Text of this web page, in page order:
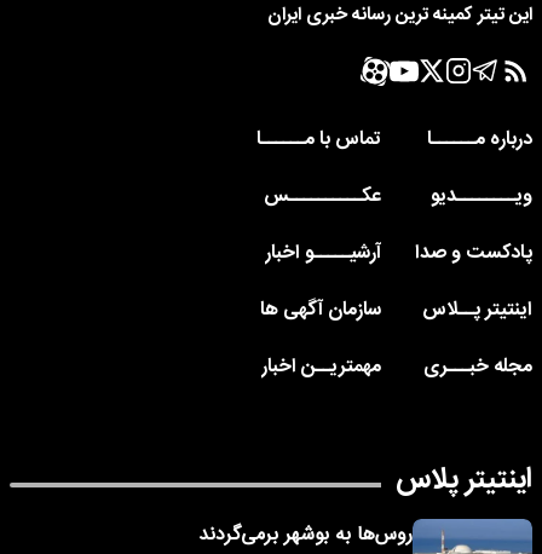
این تیتر کمینه ترین رسانه خبری ایران
درباره مــــــا
تماس با مــــــا
ویــــــــدیو
عکــــــــــس
پادکست و صدا
آرشیـــــو اخبار
اینتیتر پــلاس
سازمان آگهی ها
مجله خبـــری
مهمتریــن اخبار
اینتیتر پلاس
روس‌ها به بوشهر برمی‌گردند